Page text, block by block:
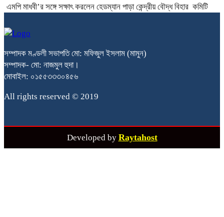
এমপি মাধবী’র সঙ্গে সক্ষাৎ করলেন হেডম্যান পাড়া কেন্দ্রীয় বৌদ্ধ বিহার কমিটি
সম্পাদক মণ্ডলী সভাপতি মো: মফিজুল ইসলাম (মামুন)
সম্পাদক- মো: নাজমুল হুদা।
মোবাইল: ০১৫৫৩৩৩০৪৫৬
All rights reserved © 2019
Developed by Raytahost